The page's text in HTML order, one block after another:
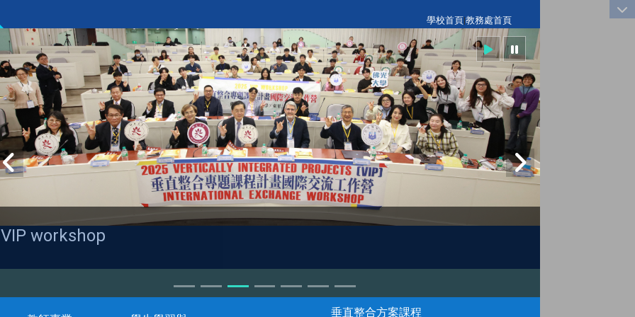
學校首頁|教務處首頁
VIP workshop
垂直整合方案課程